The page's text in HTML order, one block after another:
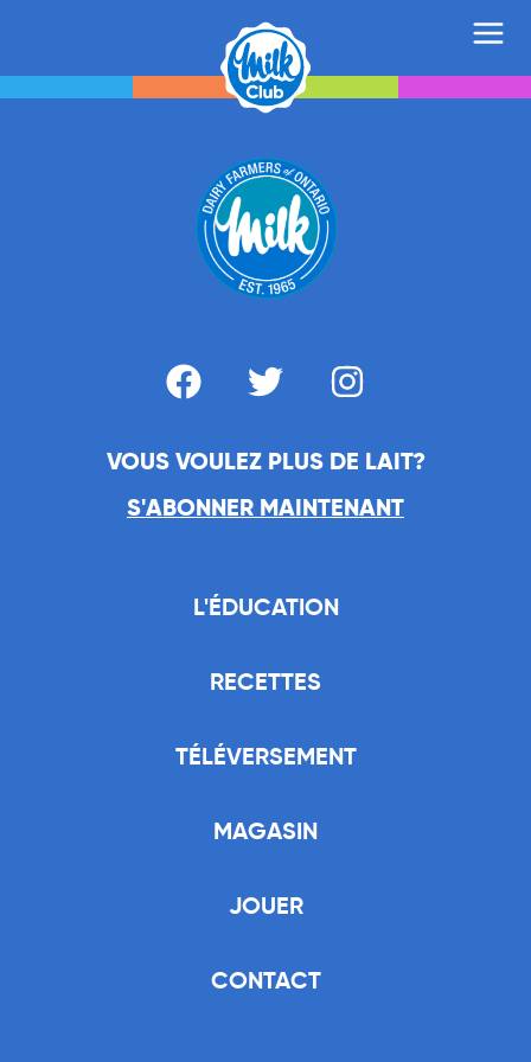
VOUS VOULEZ PLUS DE LAIT?
S'ABONNER MAINTENANT
L'ÉDUCATION
RECETTES
TÉLÉVERSEMENT
MAGASIN
JOUER
CONTACT